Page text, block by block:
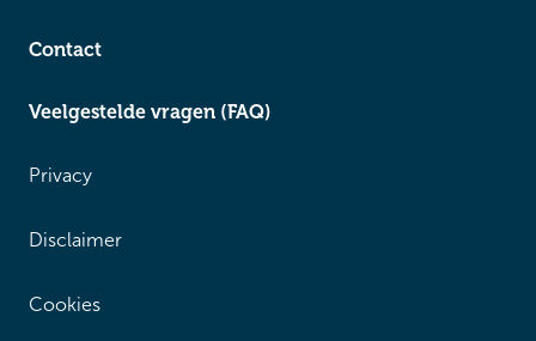
Contact
Veelgestelde vragen (FAQ)
Privacy
Disclaimer
Cookies